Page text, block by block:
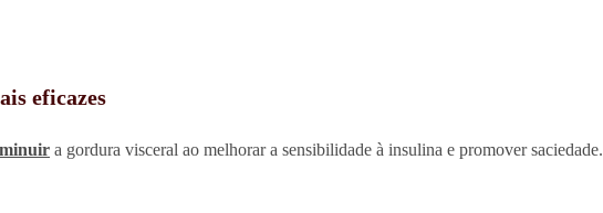
eficazes
a gordura visceral ao melhorar a sensibilidade à insulina e promover saciedade.